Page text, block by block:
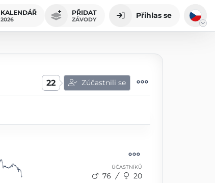
KALENDÁŘ
2026
PŘIDAT
ZÁVODY Přihlas se
22 Zúčastnili se
ÚČASTNÍKŮ
76 20